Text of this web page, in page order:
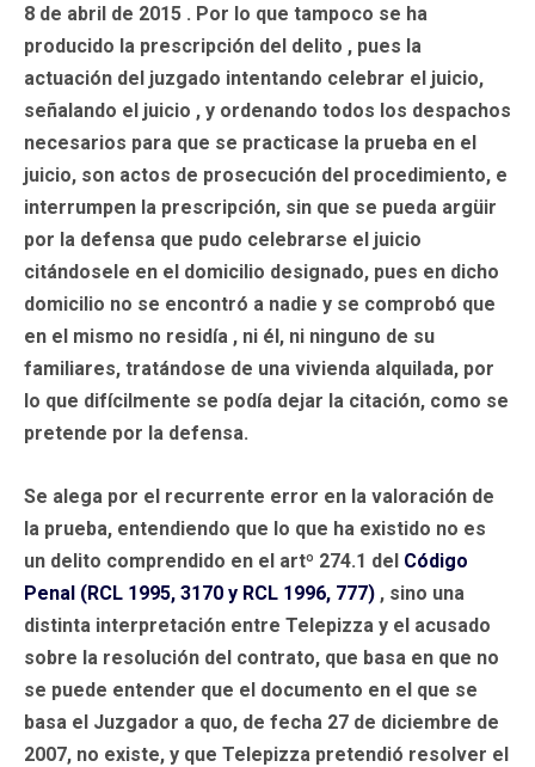
8 de abril de 2015 . Por lo que tampoco se ha
producido la prescripción del delito , pues la
actuación del juzgado intentando celebrar el juicio,
señalando el juicio , y ordenando todos los despachos
necesarios para que se practicase la prueba en el
juicio, son actos de prosecución del procedimiento, e
interrumpen la prescripción, sin que se pueda argüir
por la defensa que pudo celebrarse el juicio
citándosele en el domicilio designado, pues en dicho
domicilio no se encontró a nadie y se comprobó que
en el mismo no residía , ni él, ni ninguno de su
familiares, tratándose de una vivienda alquilada, por
lo que difícilmente se podía dejar la citación, como se
pretende por la defensa.
Se alega por el recurrente error en la valoración de
la prueba, entendiendo que lo que ha existido no es
un delito comprendido en el artº 274.1 del Código
Penal (RCL 1995, 3170 y RCL 1996, 777) , sino una
distinta interpretación entre Telepizza y el acusado
sobre la resolución del contrato, que basa en que no
se puede entender que el documento en el que se
basa el Juzgador a quo, de fecha 27 de diciembre de
2007, no existe, y que Telepizza pretendió resolver el